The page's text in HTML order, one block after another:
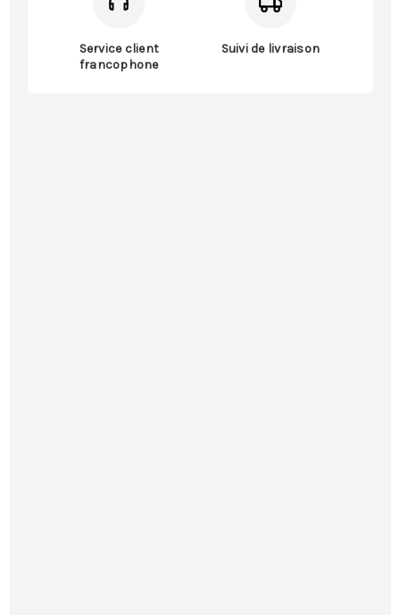
Service client
francophone
Suivi de livraison